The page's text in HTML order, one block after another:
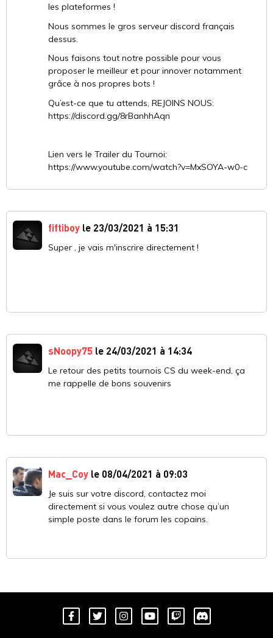
les plateformes !
Nous sommes le gros serveur discord français
dessus.
Nous faisons tout notre possible pour vous
proposer le meilleur et pour innover notamment
grâce à nos propres bots !
Qu’est-ce que tu attends, REJOINS NOUS:
https://discord.gg/8rBanhhAqn
Lien vers le Trailer du Tournoi:
https://www.youtube.com/watch?v=MxSOYA-w0-c
fiftiboy le 23/03/2021 à 15:31
Super , je vais m'inscrire directement !
sNoopy75 le 24/03/2021 à 14:34
Le retour des petits tournois CS du week-end, ça
me rappelle de bons souvenirs
Mac_Coy le 08/04/2021 à 09:03
Je suis sur votre discord, contactez moi
directement si vous voulez autre chose qu’un
simple poste dans le forum les copains.